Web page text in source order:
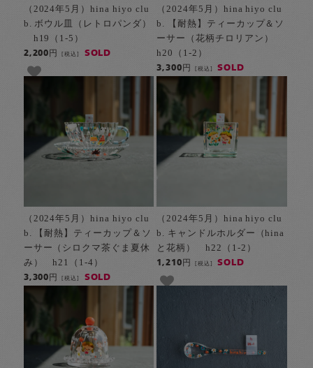
（2024年5月）hina hiyo clu
b. ボウル皿（レトロパンダ）
h19（1-5）
2,200円[税込] SOLD
（2024年5月）hina hiyo clu
b. 【耐熱】ティーカップ＆ソ
ーサー（花柄チロリアン）
h20（1-2）
3,300円 [税込] SOLD
（2024年5月）hina hiyo clu
b. 【耐熱】ティーカップ＆ソ
ーサー（シロクマ茶ぐま夏休
み） h21（1-4）
3,300円[税込] SOLD
（2024年5月）hina hiyo clu
b. キャンドルホルダー（hina
と花柄） h22（1-2）
1,210円 [税込] SOLD